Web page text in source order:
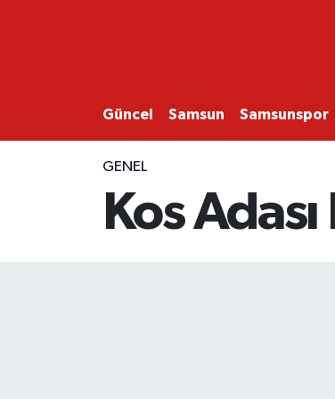
Güncel Samsun Samsunspor
GENEL
Kos
SAMSUN
SAMSUNSPOR
EKONOMİ